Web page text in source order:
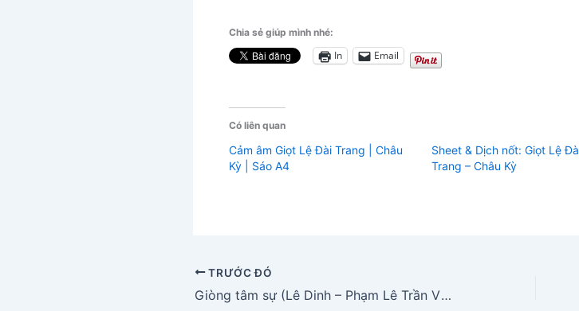
Chia sẻ giúp mình nhé:
In Email
Có liên quan
Cảm âm Giọt Lệ Đài Trang | Châu
Kỳ | Sáo A4
Sheet & Dịch nốt: Giọt Lệ
Trang – Châu Kỳ
TRƯỚC ĐÓ
Giòng tâm sự (Lê Dinh – Phạm Lê Trần Vĩnh)